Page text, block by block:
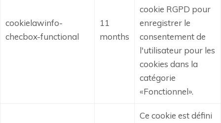
cookielawinfo-
checbox-functional
11
months
cookie RGPD pour
enregistrer le
consentement de
l'utilisateur pour les
cookies dans la
catégorie
«Fonctionnel».
Ce cookie est défini